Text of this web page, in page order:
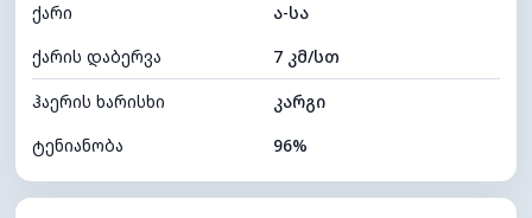
ქარი
ა-სა
ქარის დაბერვა
7 კმ/სთ
ჰაერის ხარისხი
კარგი
ტენიანობა
96%